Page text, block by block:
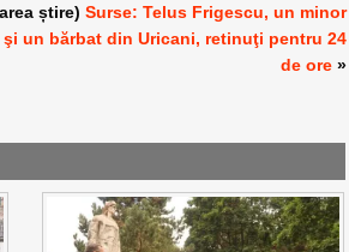
știre)Surse: Telus Frigescu, un minor
şi un bărbat din Uricani, retinuţi pentru 24
de ore »